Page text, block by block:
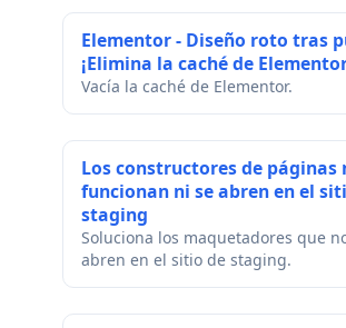
Elementor - Diseño roto tras
¡Elimina la caché de
Vacía la caché de Elementor.
Los constructores de páginas
funcionan ni se abren en el
staging
Soluciona los maquetadores que
abren en el sitio de staging.